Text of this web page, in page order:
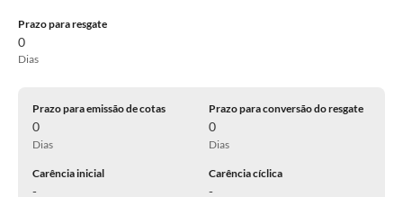
Prazo para resgate
0
Dias
Prazo para emissão de cotas
0
Dias
Prazo para conversão do resgate
0
Dias
Carência inicial
-
Carência cíclica
-